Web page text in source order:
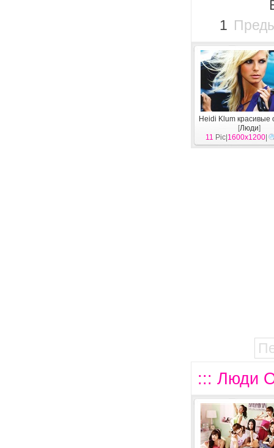
1
Heidi Klum красивые
[Люди]
11 Pic| 1600x1200
::: Люди